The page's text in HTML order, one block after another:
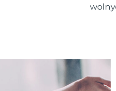
Oczekiwany czas dostawy
Oczekiwany czas dostawy
8/10/26